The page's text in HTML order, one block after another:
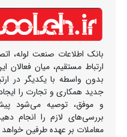
بانک اطلاعات صنعت لوله،
ارتباط مستقیم، میان
بدون واسطه با یکدیگر در
جدید همکاری و تجارت را
و موفق، توصیه می‌شود
بررسی‌های لازم را انجام
معاملات بر عهده طرفین خواهد